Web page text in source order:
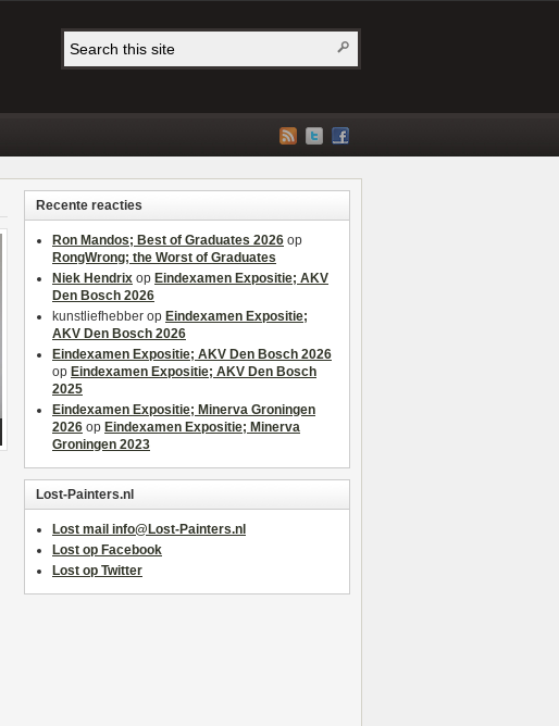
Recente reacties
Ron Mandos; Best of Graduates 2026 op
RongWrong; the Worst of Graduates
Niek Hendrix op Eindexamen Expositie; AKV
Den Bosch 2026
kunstliefhebber op Eindexamen Expositie;
AKV Den Bosch 2026
Eindexamen Expositie; AKV Den Bosch 2026
op Eindexamen Expositie; AKV Den Bosch
2025
Eindexamen Expositie; Minerva Groningen
2026 op Eindexamen Expositie; Minerva
Groningen 2023
Lost-Painters.nl
Lost mail info@Lost-Painters.nl
Lost op Facebook
Lost op Twitter